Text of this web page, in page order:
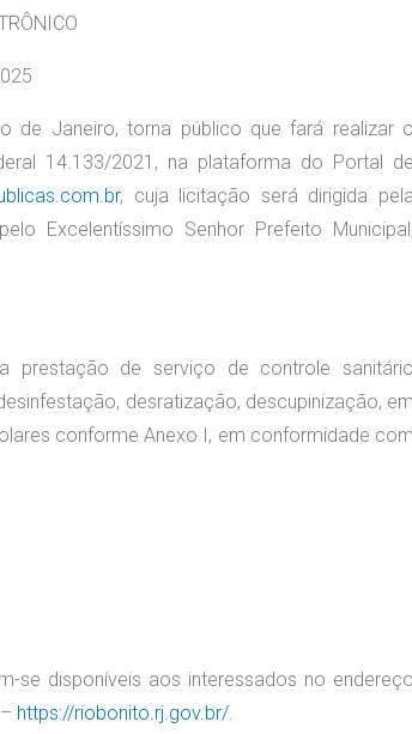
de Janeiro, torna público que fará realizar o
14.133/2021, na plataforma do Portal de
, cuja licitação será dirigida pela
Excelentíssimo Senhor Prefeito Municipal,
prestação de serviço de controle sanitário
desratização, descupinização, em
conforme Anexo I, em conformidade com
se disponíveis aos interessados no endereço
https://riobonito.rj.gov.br/.